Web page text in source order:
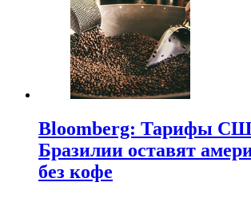
Bloomberg: Тарифы
Бразилии оставят
без кофе